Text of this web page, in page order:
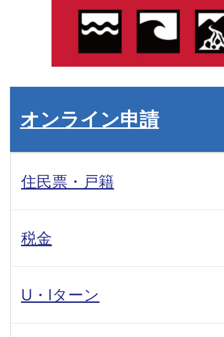
オンライン申請
住民票・戸籍
税金
U・Iターン